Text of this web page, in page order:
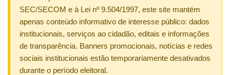
SEC/SECOM e à Lei nº 9.504/1997, este site mantém
apenas conteúdo informativo de interesse público: dados
institucionais, serviços ao cidadão, editais e informações
de transparência. Banners promocionais, notícias e redes
sociais institucionais estão temporariamente desativados
durante o período eleitoral.